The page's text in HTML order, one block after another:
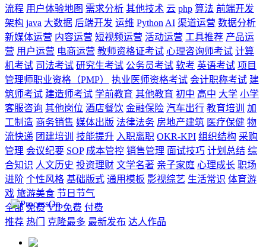
流程 用户体验地图 需求分析 其他技术 云 php 算法 前端开发
架构 java 大数据 后端开发 运维 Python AI 渠道运营 数据分析
新媒体运营 内容运营 短视频运营 活动运营 工具推荐 产品运
营 用户运营 电商运营 教师资格证考试 心理咨询师考试 计算
机考试 司法考试 研究生考试 公务员考试 软考 英语考试 项目
管理师职业资格（PMP）
执业医师资格考试 会计职称考试 建
筑师考试 建造师考试 学前教育 其他教育 初中 高中 大学 小学
客服咨询 其他岗位 酒店餐饮 金融保险 汽车出行 教育培训
加
工制造 商务销售 媒体出版 法律法务 房地产建筑 医疗保健 物
流快递 团建培训 技能提升 入职离职 OKR-KPI 组织结构 采购
管理 会议纪要 SOP 成本管控 销售管理 面试技巧 计划总结 综
合知识 人文历史 投资理财 文学名著 亲子家庭 心理成长 职场
进阶 个性风格 基础版式 通用模板 影视综艺 生活常识 体育游
戏 旅游美食 节日节气
全部 免费 VIP免费 付费
推荐 热门 克隆最多 最新发布 达人作品